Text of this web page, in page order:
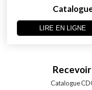
LIRE EN LIGNE
Catalogue